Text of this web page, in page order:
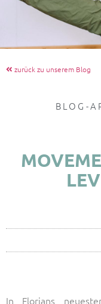
zurück zu unserem Blog
BLOG-
In Florians